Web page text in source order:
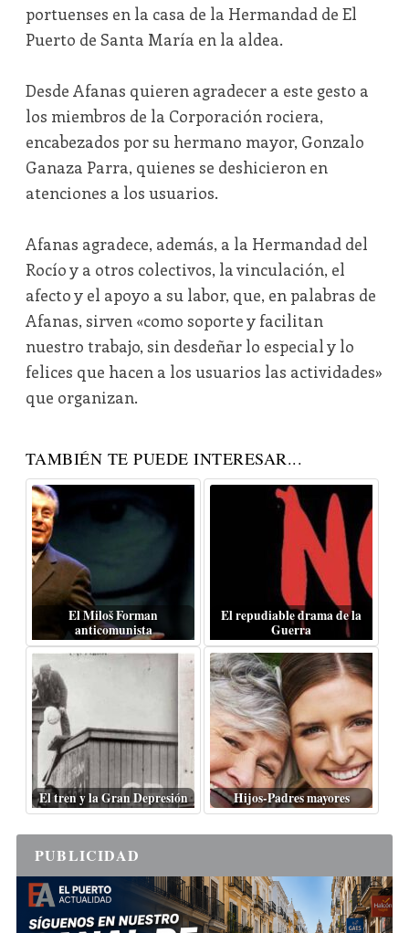
portuenses en la casa de la Hermandad de El
Puerto de Santa María en la aldea.
Desde Afanas quieren agradecer a este gesto a
los miembros de la Corporación rociera,
encabezados por su hermano mayor, Gonzalo
Ganaza Parra, quienes se deshicieron en
atenciones a los usuarios.
Afanas agradece, además, a la Hermandad del
Rocío y a otros colectivos, la vinculación, el
afecto y el apoyo a su labor, que, en palabras de
Afanas, sirven «como soporte y facilitan
nuestro trabajo, sin desdeñar lo especial y lo
felices que hacen a los usuarios las actividades»
que organizan.
TAMBIÉN TE PUEDE INTERESAR...
El Miloš Forman
anticomunista
El repudiable drama de la
Guerra
El tren y la Gran Depresión Hijos-Padres mayores
PUBLICIDAD